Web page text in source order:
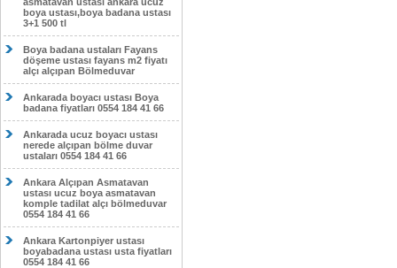
boya ustası,boya badana ustası
3+1 500 tl
Boya badana ustaları Fayans
döşeme ustası fayans m2 fiyatı
alçı alçıpan Bölmeduvar
Ankarada boyacı ustası Boya
badana fiyatları 0554 184 41 66
Ankarada ucuz boyacı ustası
nerede alçıpan bölme duvar
ustaları 0554 184 41 66
Ankara Alçıpan Asmatavan
ustası ucuz boya asmatavan
komple tadilat alçı bölmeduvar
0554 184 41 66
Ankara Kartonpiyer ustası
boyabadana ustası usta fiyatları
0554 184 41 66